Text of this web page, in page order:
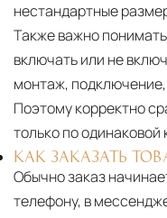
нестандартные
Также важно
включать или не
монтаж, подключение,
Поэтому корректно
только по одинаковой
КАК ЗАКАЗАТЬ
Обычно заказ
телефону, в